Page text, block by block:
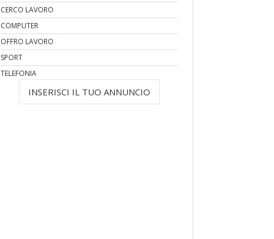
CERCO LAVORO
COMPUTER
OFFRO LAVORO
SPORT
TELEFONIA
INSERISCI IL TUO ANNUNCIO